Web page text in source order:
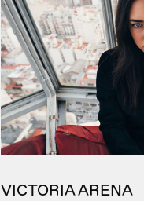
VICTORIA ARENA